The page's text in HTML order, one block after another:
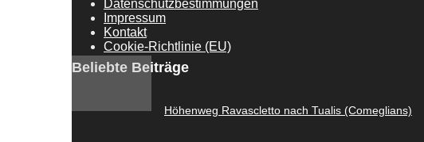
Datenschutzbestimmungen
Impressum
Kontakt
Cookie-Richtlinie (EU)
Beliebte Beiträge
Höhenweg Ravascletto nach Tualis (Comeglians)